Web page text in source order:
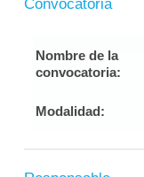
Convocatoria
Nombre de la
convocatoria:
Modalidad: